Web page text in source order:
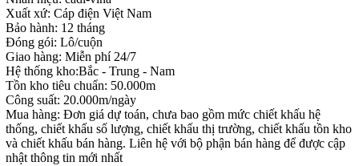
Xuất xứ: Cáp điện Việt Nam
Bảo hành: 12 tháng
Đóng gói: Lô/cuộn
Giao hàng: Miễn phí 24/7
Hệ thống kho:Bắc - Trung - Nam
Tồn kho tiêu chuẩn: 50.000m
Công suất: 20.000m/ngày
Mua hàng: Đơn giá dự toán, chưa bao gồm mức chiết khấu hệ
thống, chiết khấu số lượng, chiết khấu thị trường, chiết khấu tồn kho
và chiết khấu bán hàng. Liên hệ với bộ phận bán hàng để được cập
nhật thông tin mới nhất